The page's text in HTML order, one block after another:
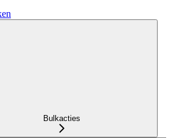
Bulkacties